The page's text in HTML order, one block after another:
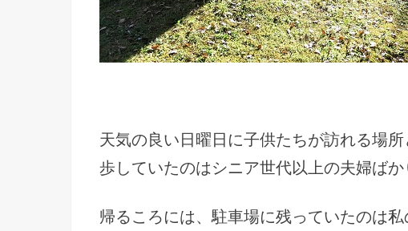
天気の良い日曜日に子供たちが訪れる場
歩していたのはシニア世代以上の夫婦ばか
帰るころには、駐車場に残っていたのは私